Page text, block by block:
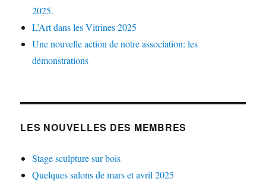
2025.
L’Art dans les Vitrines 2025
Une nouvelle action de notre association: les
démonstrations
LES NOUVELLES DES MEMBRES
Stage sculpture sur bois
Quelques salons de mars et avril 2025